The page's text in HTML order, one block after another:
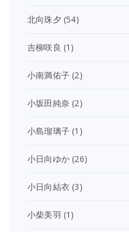
北向珠夕 (54)
吉柳咲良 (1)
小南満佑子 (2)
小坂田純奈 (2)
小島瑠璃子 (1)
小日向ゆか (26)
小日向結衣 (3)
小柴美羽 (1)